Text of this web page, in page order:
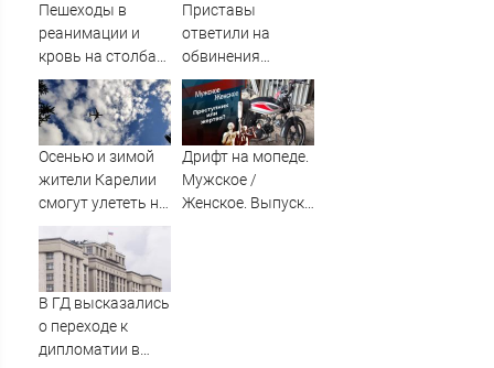
Пешеходы в
реанимации и
кровь на столбах:
всё, что известно
о жутком ДТП
возле «Голубого
огонька» — там
сбили семь
Приставы
ответили на
обвинения
жительницы
Красноярского
края,
пытающейся
отсудить
алименты у
Осенью и зимой
жители Карелии
смогут улететь на
юг России
Дрифт на мопеде.
Мужское /
Женское. Выпуск
В ГД высказались
о переходе к
дипломатии в